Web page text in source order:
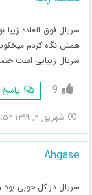
سریال فوق العاده زیبا
همش نگاه کردم میخکوب
سریال زیبایی است
9 پاسخ
شهریور ۲, ۱۳۹۹ ۱۰:۵۲ ق.ظ
Ahgase